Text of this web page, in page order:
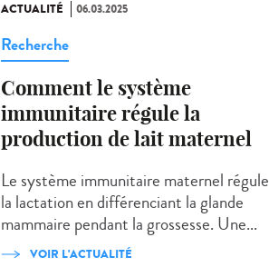
ACTUALITÉ 06.03.2025
Recherche
Comment le système
immunitaire régule la
production de lait maternel
Le système immunitaire maternel régule
la lactation en différenciant la glande
mammaire pendant la grossesse. Une...
VOIR L'ACTUALITÉ